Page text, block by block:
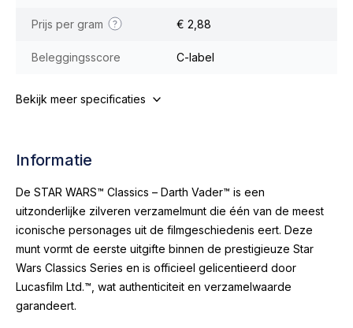
Prijs per gram € 2,88
Beleggingsscore C-label
Bekijk meer specificaties
Informatie
De STAR WARS™ Classics – Darth Vader™ is een
uitzonderlijke zilveren verzamelmunt die één van de meest
iconische personages uit de filmgeschiedenis eert. Deze
munt vormt de eerste uitgifte binnen de prestigieuze Star
Wars Classics Series en is officieel gelicentieerd door
Lucasfilm Ltd.™, wat authenticiteit en verzamelwaarde
garandeert.